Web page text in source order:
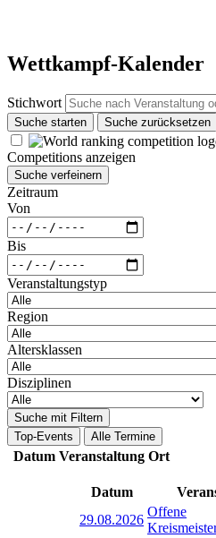
Wettkampf-Kalender
Stichwort
Suche starten Suche zurücksetzen
Competitions anzeigen
Suche verfeinern
Zeitraum
Von
Bis
Veranstaltungstyp
Region
Altersklassen
Disziplinen
Suche mit Filtern
Top-Events
Alle Termine
Datum Veranstaltung Ort
Datum
29.08.2026
Offene